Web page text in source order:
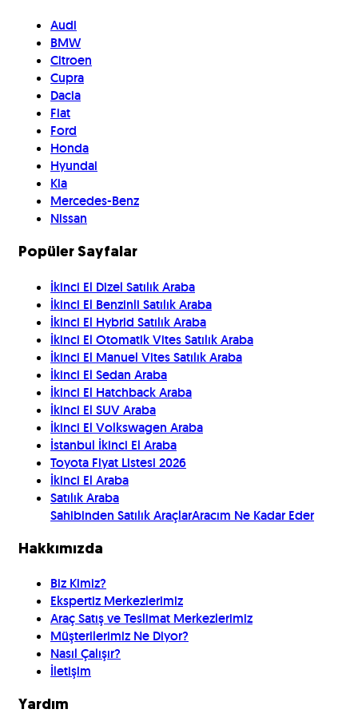
Audi
BMW
Citroen
Cupra
Dacia
Fiat
Ford
Honda
Hyundai
Kia
Mercedes-Benz
Nissan
Popüler Sayfalar
İkinci El Dizel Satılık Araba
İkinci El Benzinli Satılık Araba
İkinci El Hybrid Satılık Araba
İkinci El Otomatik Vites Satılık Araba
İkinci El Manuel Vites Satılık Araba
İkinci El Sedan Araba
İkinci El Hatchback Araba
İkinci El SUV Araba
İkinci El Volkswagen Araba
İstanbul İkinci El Araba
Toyota Fiyat Listesi 2026
İkinci El Araba
Satılık Araba
Sahibinden Satılık AraçlarAracım Ne Kadar Eder
Hakkımızda
Biz Kimiz?
Ekspertiz Merkezlerimiz
Araç Satış ve Teslimat Merkezlerimiz
Müşterilerimiz Ne Diyor?
Nasıl Çalışır?
İletişim
Yardım